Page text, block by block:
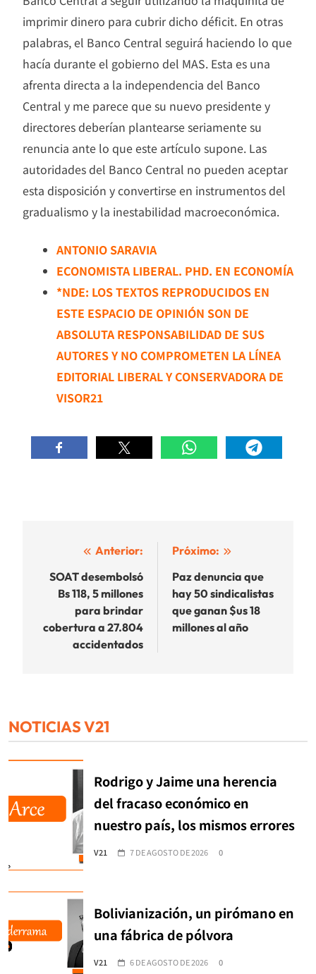
imprimir dinero para cubrir dicho déficit. En otras
palabras, el Banco Central seguirá haciendo lo que
hacía durante el gobierno del MAS. Esta es una
afrenta directa a la independencia del Banco
Central y me parece que su nuevo presidente y
directores deberían plantearse seriamente su
renuncia ante lo que este artículo supone. Las
autoridades del Banco Central no pueden aceptar
esta disposición y convertirse en instrumentos del
gradualismo y la inestabilidad macroeconómica.
ANTONIO SARAVIA
ECONOMISTA LIBERAL. PHD. EN ECONOMÍA
*NDE: LOS TEXTOS REPRODUCIDOS EN
ESTE ESPACIO DE OPINIÓN SON DE
ABSOLUTA RESPONSABILIDAD DE SUS
AUTORES Y NO COMPROMETEN LA LÍNEA
EDITORIAL LIBERAL Y CONSERVADORA DE
VISOR21
Navegación
de
entradas
Anterior:
SOAT desembolsó
Bs 118, 5 millones
para brindar
cobertura a 27.804
accidentados
Próximo:
Paz denuncia que
hay 50 sindicalistas
que ganan $us 18
millones al año
NOTICIAS V21
Rodrigo y Jaime una herencia
del fracaso económico en
nuestro país, los mismos errores
V21 7 DE AGOSTO DE 2026 0
Bolivianización, un pirómano en
una fábrica de pólvora
V21 6 DE AGOSTO DE 2026 0